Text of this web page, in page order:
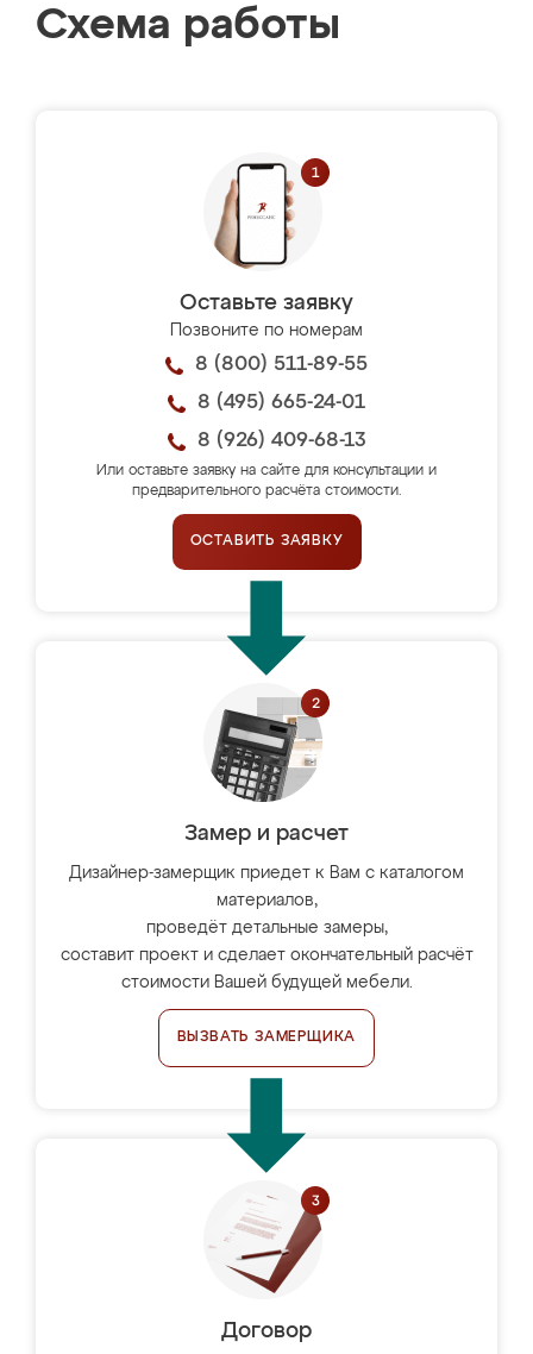
Схема работы
Оставьте заявку
Позвоните по номерам
8 (800) 511-89-55
8 (495) 665-24-01
8 (926) 409-68-13
Или оставьте заявку на сайте для консультации и
предварительного расчёта стоимости.
ОСТАВИТЬ ЗАЯВКУ
Замер и расчет
Дизайнер-замерщик приедет к Вам с каталогом
материалов,
проведёт детальные замеры,
составит проект и сделает окончательный расчёт
стоимости Вашей будущей мебели.
ВЫЗВАТЬ ЗАМЕРЩИКА
Договор